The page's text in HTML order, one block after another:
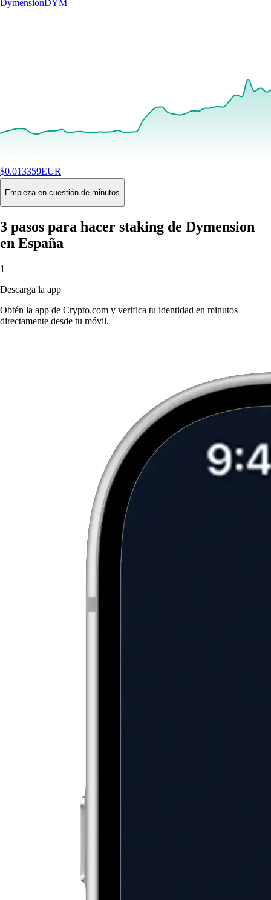
Dymension DYM
$0.013359EUR
+12.07%24H
Buy
Empieza en cuestión de minutos
3 pasos para hacer staking de Dymension
en España
1
Descarga la app
Obtén la app de Crypto.com y verifica tu identidad en minutos
directamente desde tu móvil.